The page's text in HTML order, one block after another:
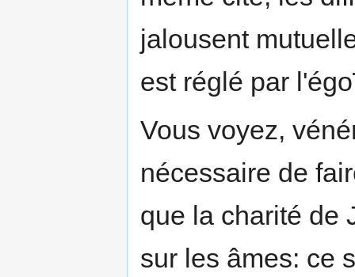
jalousent
est réglé par
Vous voyez,
nécessaire de
que la charité de
sur les âmes: ce